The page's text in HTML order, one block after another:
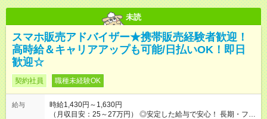
未読
スマホ販売アドバイザー★携帯販売経験者歓迎！
高時給＆キャリアアップも可能/日払いOK！即日
歓迎☆
契約社員 職種未経験OK
給与
時給1,430円～1,630円
（月収目安：25～27万円） ◎安定した給与で安心！ 長期・フル